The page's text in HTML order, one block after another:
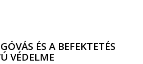
ÉS A BEFEKTETÉS
VÉDELME